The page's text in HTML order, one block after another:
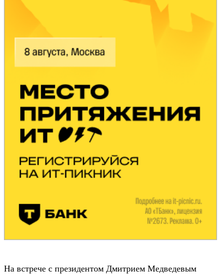
На встрече с президентом Дмитрием Медведевым